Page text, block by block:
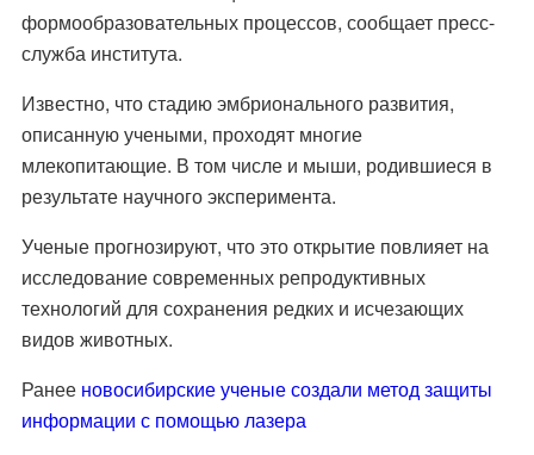
формообразовательных процессов, сообщает пресс-
служба института.
Известно, что стадию эмбрионального развития,
описанную учеными, проходят многие
млекопитающие. В том числе и мыши, родившиеся в
результате научного эксперимента.
Ученые прогнозируют, что это открытие повлияет на
исследование современных репродуктивных
технологий для сохранения редких и исчезающих
видов животных.
Ранее новосибирские ученые создали метод защиты
информации с помощью лазера